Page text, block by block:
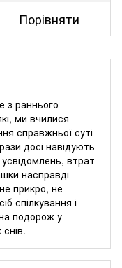
Порівняти
з раннього
ми вчилися
справжньої суті
досі навідують
втрат
насправді
прикро, не
спілкування і
подорож у